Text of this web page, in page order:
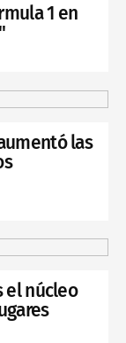
1 en
las
el núcleo